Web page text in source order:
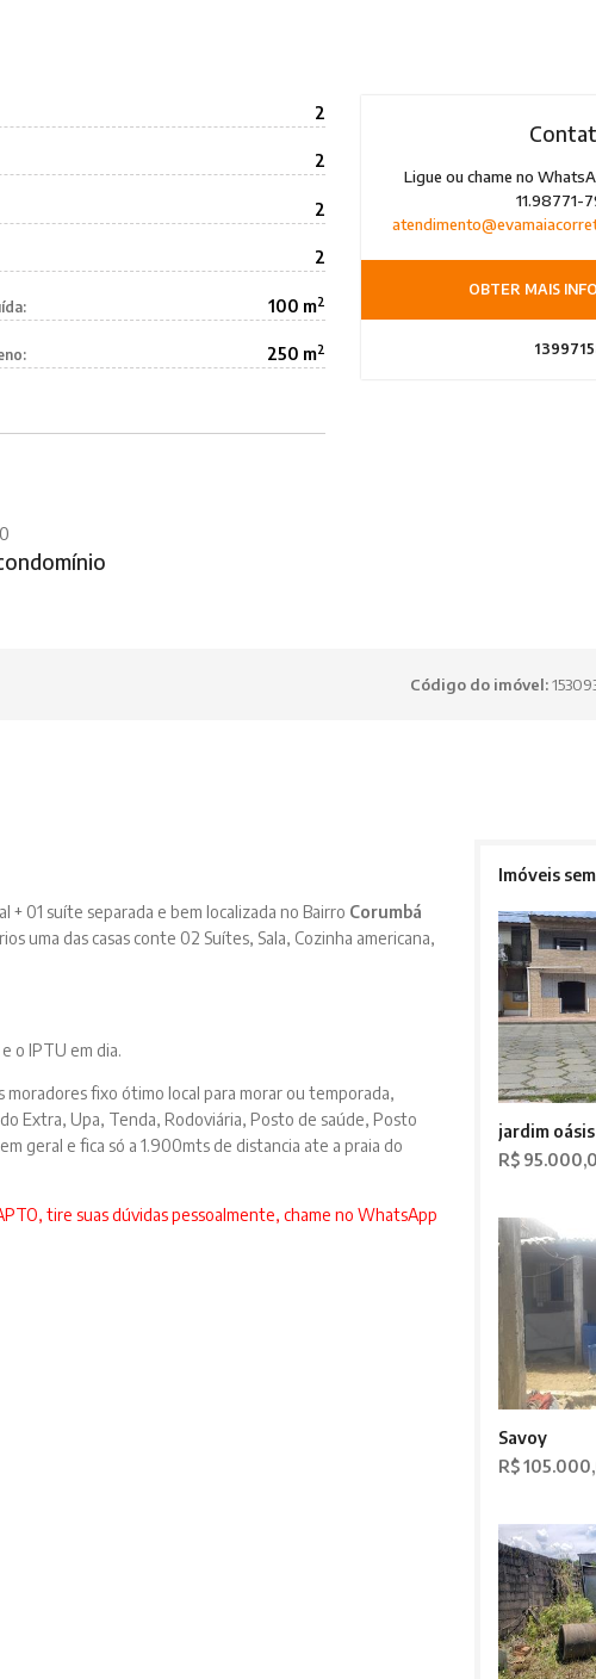
2
2
2
2
100 m2
250 m2
Ligue ou chame no
11.98771-
OBTER MAIS
Código do imóvel:
+ 01 suíte separada e bem localizada no Bairro Corumbá
uma das casas conte 02 Suítes, Sala, Cozinha americana,
o IPTU em dia.
moradores fixo ótimo local para morar ou temporada,
Extra, Upa, Tenda, Rodoviária, Posto de saúde, Posto
geral e fica só a 1.900mts de distancia ate a praia do
tire suas dúvidas pessoalmente, chame no WhatsApp
Imóveis
jardim oásis
R$
Savoy
R$